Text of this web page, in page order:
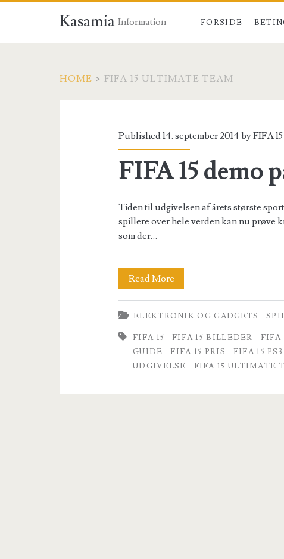
Kasamia Information FORSIDE
HOME > FIFA 15 ULTIMATE TEAM
<span>fifa
ultimate
team</span>
Published 14. september 2014 byFIFA 15
FIFA 15 demo
Tiden til udgivelsen af årets største
spillere over hele verden kan nu prøve
som der…
Read MoreFIFA
15
demo
på
gaden
ELEKTRONIK OG GADGETS
FIFA 15 FIFA 15 BILLEDER FIFA
GUIDE
FIFA 15 PRIS FIFA 15 PS3
UDGIVELSE
FIFA 15 ULTIMATE